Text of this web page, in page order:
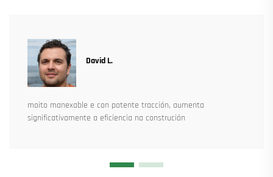
David L.
moito manexable e con potente tracción, aumenta
significativamente a eficiencia na construción